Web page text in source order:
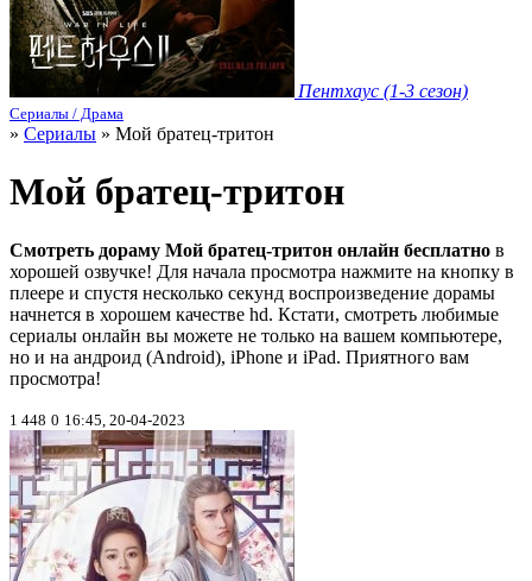
Пентхаус (1-3 сезон)
Сериалы / Драма
» Сериалы » Мой братец-тритон
Мой братец-тритон
Смотреть дораму Мой братец-тритон онлайн бесплатно в
хорошей озвучке! Для начала просмотра нажмите на кнопку в
плеере и спустя несколько секунд воспроизведение дорамы
начнется в хорошем качестве hd. Кстати, смотреть любимые
сериалы онлайн вы можете не только на вашем компьютере,
но и на андроид (Android), iPhone и iPad. Приятного вам
просмотра!
1 448 0 16:45, 20-04-2023